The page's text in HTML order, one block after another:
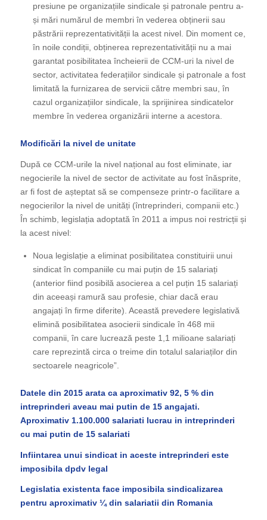
presiune pe organizațiile sindicale și patronale pentru a-
și mări numărul de membri în vederea obținerii sau
păstrării reprezentativității la acest nivel. Din moment ce,
în noile condiții, obținerea reprezentativității nu a mai
garantat posibilitatea încheierii de CCM-uri la nivel de
sector, activitatea federațiilor sindicale și patronale a fost
limitată la furnizarea de servicii către membri sau, în
cazul organizațiilor sindicale, la sprijinirea sindicatelor
membre în vederea organizării interne a acestora.
Modificări la nivel de unitate
După ce CCM-urile la nivel național au fost eliminate, iar
negocierile la nivel de sector de activitate au fost înăsprite,
ar fi fost de așteptat să se compenseze printr-o facilitare a
negocierilor la nivel de unități (întreprinderi, companii etc.)
În schimb, legislația adoptată în 2011 a impus noi restricții și
la acest nivel:
Noua legislație a eliminat posibilitatea constituirii unui
sindicat în companiile cu mai puțin de 15 salariați
(anterior fiind posibilă asocierea a cel puțin 15 salariați
din aceeași ramură sau profesie, chiar dacă erau
angajați în firme diferite). Această prevedere legislativă
elimină posibilitatea asocierii sindicale în 468 mii
companii, în care lucrează peste 1,1 milioane salariați
care reprezintă circa o treime din totalul salariaților din
sectoarele neagricole”.
Datele din 2015 arata ca aproximativ 92, 5 % din
intreprinderi aveau mai putin de 15 angajati.
Aproximativ 1.100.000 salariati lucrau in intreprinderi
cu mai putin de 15 salariati
Infiintarea unui sindicat in aceste intreprinderi este
imposibila dpdv legal
Legislatia existenta face imposibila sindicalizarea
pentru aproximativ ¼ din salariatii din Romania